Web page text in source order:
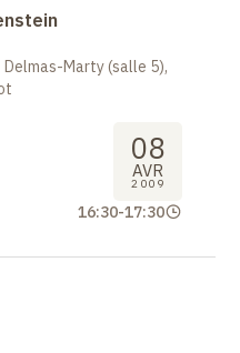
Marty (salle 5),
08
AVR
2009
16:30-17:30